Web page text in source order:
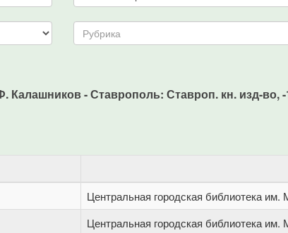
- Ставрополь: Ставроп. кн. изд-во, -
Центральная городская библиотека им.
Центральная городская библиотека им.